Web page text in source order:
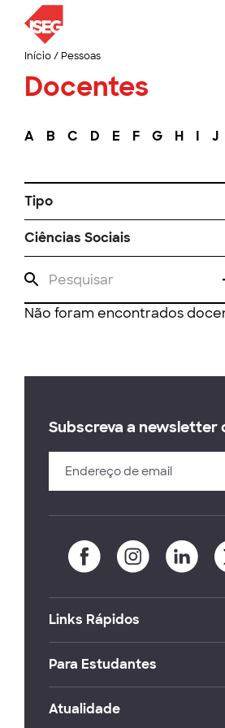
Início/ Pessoas
Docentes
A B C D E F G H I J
Tipo
Ciências Sociais
Não foram encontrados
Subscreva a newsletter
Links Rápidos
Para Estudantes
Atualidade